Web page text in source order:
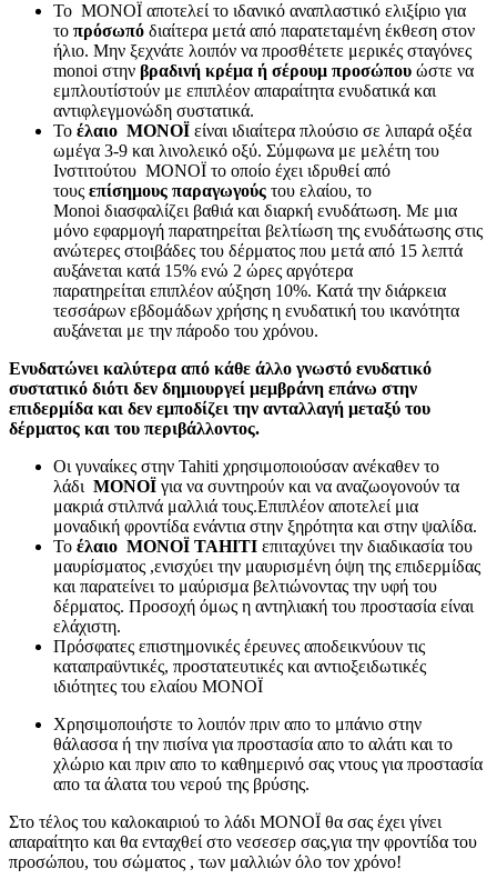
Το MONOÏ αποτελεί το ιδανικό αναπλαστικό ελιξίριο για
το πρόσωπό διαίτερα μετά από παρατεταμένη έκθεση στον
ήλιο. Μην ξεχνάτε λοιπόν να προσθέτετε μερικές σταγόνες
monoi στην βραδινή κρέμα ή σέρουμ προσώπου ώστε να
εμπλουτίστούν με επιπλέον απαραίτητα ενυδατικά και
αντιφλεγμονώδη συστατικά.
Το έλαιο MONOÏ είναι ιδιαίτερα πλούσιο σε λιπαρά οξέα
ωμέγα 3-9 και λινολεικό οξύ. Σύμφωνα με μελέτη του
Ινστιτούτου MONOÏ το οποίο έχει ιδρυθεί από
τους επίσημους παραγωγούς του ελαίου, το
Monoi διασφαλίζει βαθιά και διαρκή ενυδάτωση. Με μια
μόνο εφαρμογή παρατηρείται βελτίωση της ενυδάτωσης στις
ανώτερες στοιβάδες του δέρματος που μετά από 15 λεπτά
αυξάνεται κατά 15% ενώ 2 ώρες αργότερα
παρατηρείται επιπλέον αύξηση 10%. Κατά την διάρκεια
τεσσάρων εβδομάδων χρήσης η ενυδατική του ικανότητα
αυξάνεται με την πάροδο του χρόνου.
Ενυδατώνει καλύτερα από κάθε άλλο γνωστό ενυδατικό
συστατικό διότι δεν δημιουργεί μεμβράνη επάνω στην
επιδερμίδα και δεν εμποδίζει την ανταλλαγή μεταξύ του
δέρματος και του περιβάλλοντος.
Οι γυναίκες στην Tahiti χρησιμοποιούσαν ανέκαθεν το
λάδι MONOÏ για να συντηρούν και να αναζωογονούν τα
μακριά στιλπνά μαλλιά τους.Επιπλέον αποτελεί μια
μοναδική φροντίδα ενάντια στην ξηρότητα και στην ψαλίδα.
To έλαιο MONOÏ TAHITI επιταχύνει την διαδικασία του
μαυρίσματος ,ενισχύει την μαυρισμένη όψη της επιδερμίδας
και παρατείνει το μαύρισμα βελτιώνοντας την υφή του
δέρματος. Προσοχή όμως η αντηλιακή του προστασία είναι
ελάχιστη.
Πρόσφατες επιστημονικές έρευνες αποδεικνύουν τις
καταπραϋντικές, προστατευτικές και αντιοξειδωτικές
ιδιότητες του ελαίου MONOÏ
Χρησιμοποιήστε το λοιπόν πριν απο το μπάνιο στην
θάλασσα ή την πισίνα για προστασία απο το αλάτι και το
χλώριο και πριν απο το καθημερινό σας ντους για προστασία
απο τα άλατα του νερού της βρύσης.
Στο τέλος του καλοκαιριού το λάδι MONOÏ θα σας έχει γίνει
απαραίτητο και θα ενταχθεί στο νεσεσερ σας,για την φροντίδα του
προσώπου, του σώματος , των μαλλιών όλο τον χρόνο!